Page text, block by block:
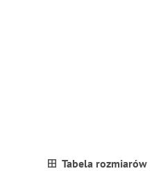
Tabela rozmiarów